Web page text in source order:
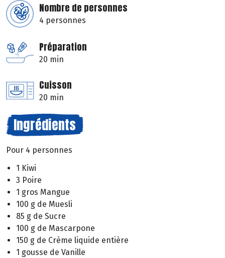
Nombre de personnes
4 personnes
Préparation
20 min
Cuisson
20 min
Ingrédients
Pour 4 personnes
1 Kiwi
3 Poire
1 gros Mangue
100 g de Muesli
85 g de Sucre
100 g de Mascarpone
150 g de Crème liquide entière
1 gousse de Vanille